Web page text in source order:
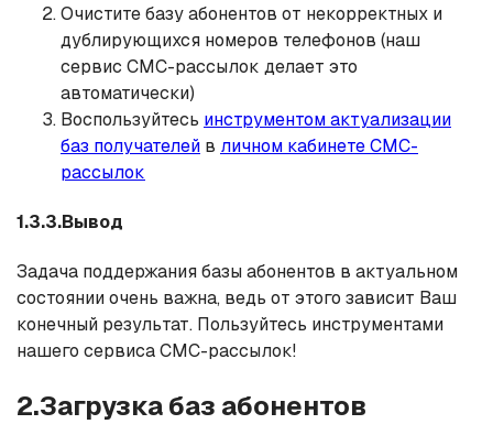
Очистите базу абонентов от некорректных и
дублирующихся номеров телефонов (наш
сервис СМС-рассылок делает это
автоматически)
Воспользуйтесь инструментом актуализации
баз получателей в личном кабинете СМС-
рассылок
1.3.3.Вывод
Задача поддержания базы абонентов в актуальном
состоянии очень важна, ведь от этого зависит Ваш
конечный результат. Пользуйтесь инструментами
нашего сервиса СМС-рассылок!
2.Загрузка баз абонентов